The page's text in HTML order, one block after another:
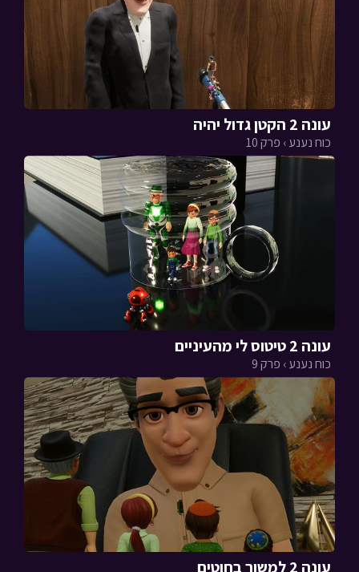
עונה 2 הקטן גדול יהיה
כוח נענע › פרק 10
עונה 2 טיטוס לי מהעיניים
כוח נענע › פרק 9
עונה 2 למשוך בחוטים